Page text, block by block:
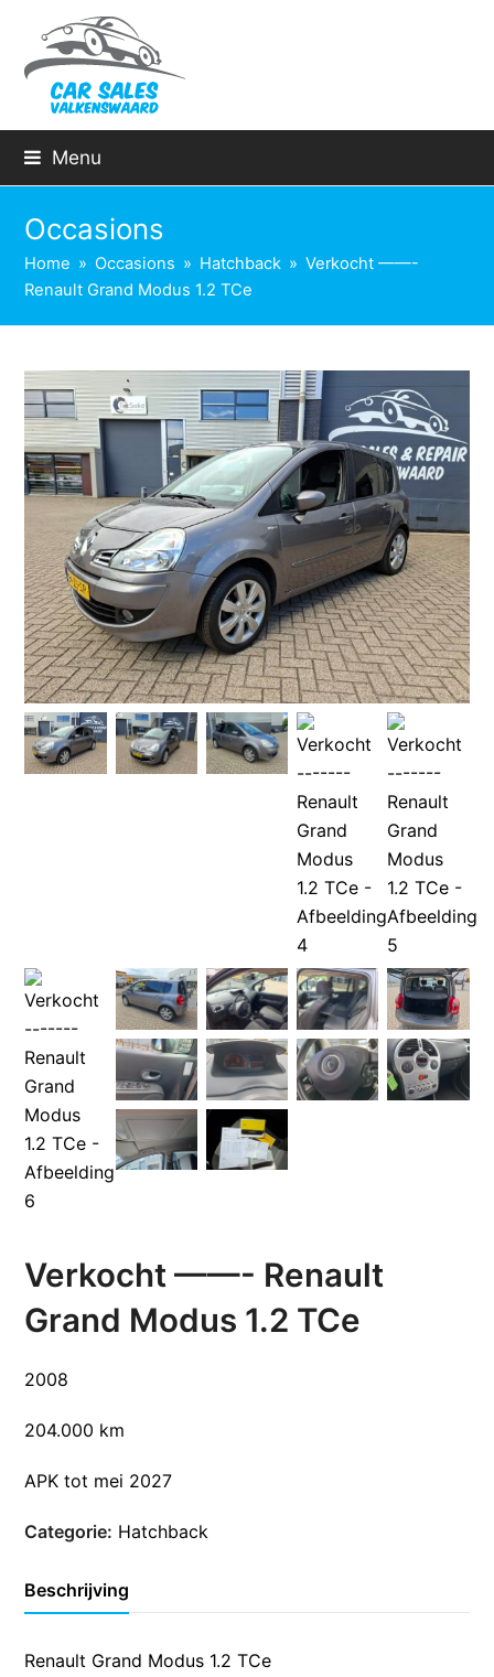
Menu
Occasions
Home » Occasions » Hatchback » Verkocht ——-
Renault Grand Modus 1.2 TCe
Verkocht ——- Renault
Grand Modus 1.2 TCe
2008
204.000 km
APK tot mei 2027
Categorie: Hatchback
Beschrijving
Renault Grand Modus 1.2 TCe